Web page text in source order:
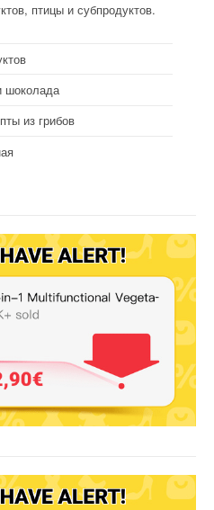
птицы и субпродуктов.
шоколада
из грибов